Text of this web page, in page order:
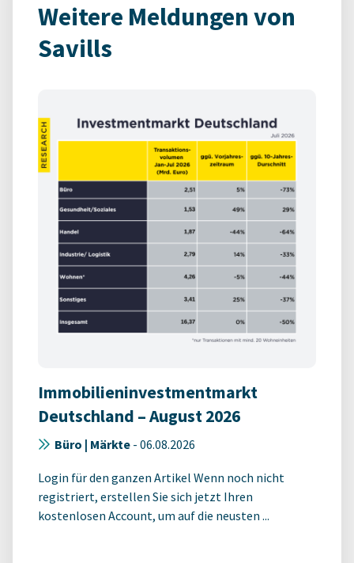
Weitere Meldungen von
Savills
Immobilieninvestmentmarkt
Deutschland – August 2026
Büro | Märkte - 06.08.2026
Login für den ganzen Artikel Wenn noch nicht
registriert, erstellen Sie sich jetzt Ihren
kostenlosen Account, um auf die neusten ...